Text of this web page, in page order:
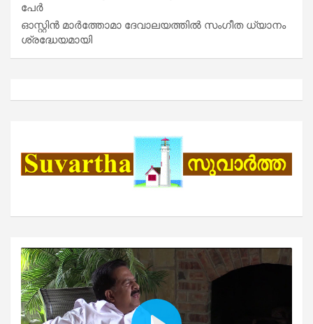
പേർ
ഓസ്റ്റിൻ മാർത്തോമാ ദേവാലയത്തിൽ സംഗീത ധ്യാനം
ശ്രദ്ധേയമായി